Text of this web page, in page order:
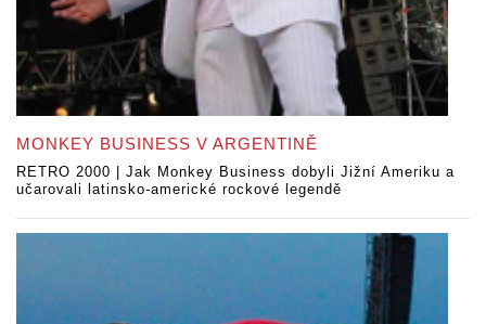
MONKEY BUSINESS V ARGENTINĚ
RETRO 2000 | Jak Monkey Business dobyli Jižní Ameriku a
učarovali latinsko-americké rockové legendě